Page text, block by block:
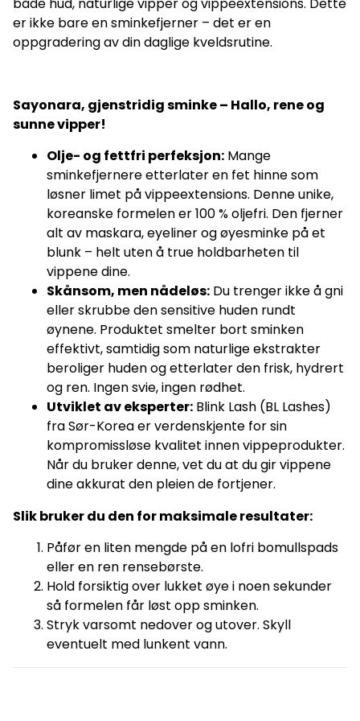
både hud, naturlige vipper og vippeextensions. Dette
er ikke bare en sminkefjerner – det er en
oppgradering av din daglige kveldsrutine.
Sayonara, gjenstridig sminke – Hallo, rene og
sunne vipper!
Olje- og fettfri perfeksjon: Mange
sminkefjernere etterlater en fet hinne som
løsner limet på vippeextensions. Denne unike,
koreanske formelen er 100 % oljefri. Den fjerner
alt av maskara, eyeliner og øyesminke på et
blunk – helt uten å true holdbarheten til
vippene dine.
Skånsom, men nådeløs: Du trenger ikke å gni
eller skrubbe den sensitive huden rundt
øynene. Produktet smelter bort sminken
effektivt, samtidig som naturlige ekstrakter
beroliger huden og etterlater den frisk, hydrert
og ren. Ingen svie, ingen rødhet.
Utviklet av eksperter: Blink Lash (BL Lashes)
fra Sør-Korea er verdenskjente for sin
kompromissløse kvalitet innen vippeprodukter.
Når du bruker denne, vet du at du gir vippene
dine akkurat den pleien de fortjener.
Slik bruker du den for maksimale resultater:
Påfør en liten mengde på en lofri bomullspads
eller en ren rensebørste.
Hold forsiktig over lukket øye i noen sekunder
så formelen får løst opp sminken.
Stryk varsomt nedover og utover. Skyll
eventuelt med lunkent vann.